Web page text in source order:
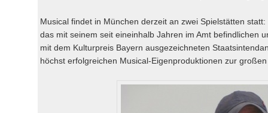
Musical findet in München derzeit an zwei Spielstätten
das mit seinem seit eineinhalb Jahren im Amt befindlichen
mit dem Kulturpreis Bayern ausgezeichneten
höchst erfolgreichen Musical-Eigenproduktionen zur